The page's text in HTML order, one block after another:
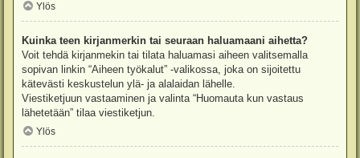
Ylös
Kuinka teen kirjanmerkin tai seuraan haluamaani aihetta?
Voit tehdä kirjanmekin tai tilata haluamasi aiheen valitsemalla
sopivan linkin “Aiheen työkalut” -valikossa, joka on sijoitettu
kätevästi keskustelun ylä- ja alalaidan lähelle.
Viestiketjuun vastaaminen ja valinta “Huomauta kun vastaus
lähetetään” tilaa viestiketjun.
Ylös